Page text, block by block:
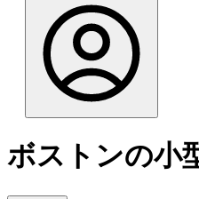
ボストンの小